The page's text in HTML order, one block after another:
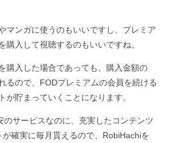
マンガに使うのもいいですし、プレミア
購入して視聴するのもいいですね。
購入した場合であっても、購入金額の
るので、FODプレミアムの会員を続ける
が貯まっていくことになります。
のサービスなのに、充実したコンテンツ
確実に毎月貰えるので、RobiHachiを